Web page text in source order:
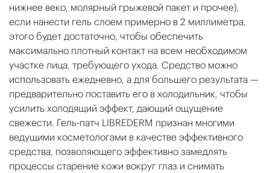
нижнее веко, молярный грыжевой пакет и прочее),
если нанести гель слоем примерно в 2 миллиметра,
этого будет достаточно, чтобы обеспечить
максимально плотный контакт на всем необходимом
участке лица, требующего ухода. Средство можно
использовать ежедневно, а для большего результата —
предварительно поставить его в холодильник, чтобы
усилить холодящий эффект, дающий ощущение
свежести. Гель-патч LIBREDERM признан многими
ведущими косметологами в качестве эффективного
средства, позволяющего эффективно замедлять
процессы старение кожи вокруг глаз и снимать